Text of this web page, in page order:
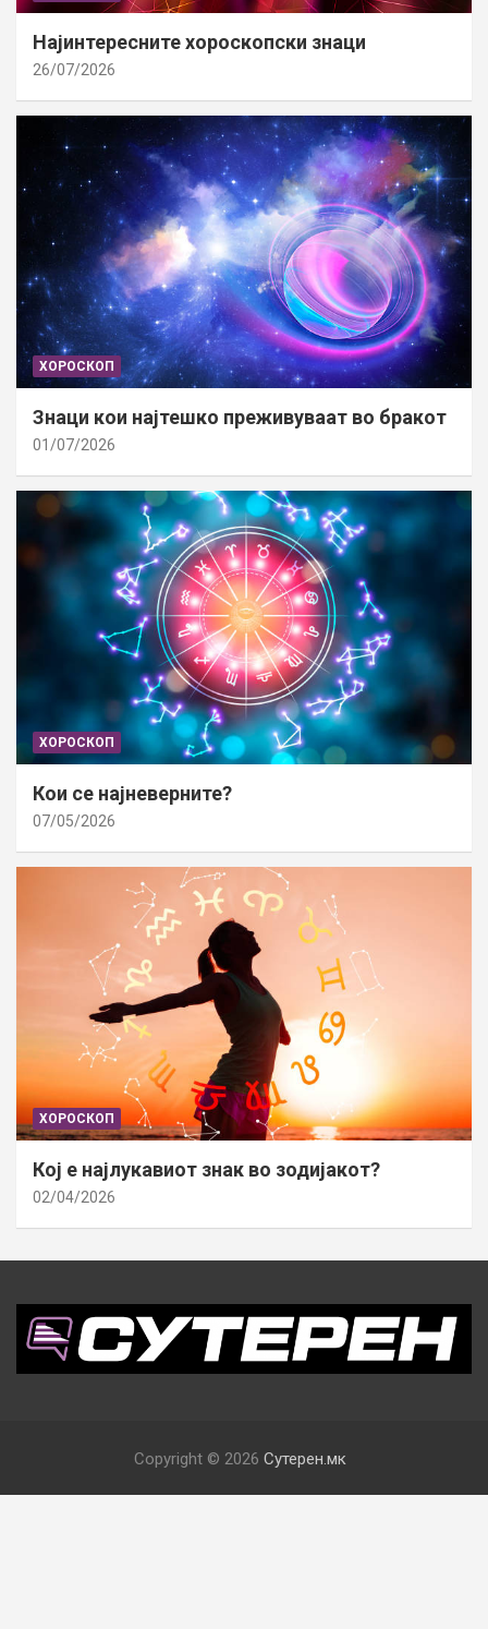
Најинтересните хороскопски знаци
26/07/2026
ХОРОСКОП
Знаци кои најтешко преживуваат во бракот
01/07/2026
ХОРОСКОП
Кои се најневерните?
07/05/2026
ХОРОСКОП
Кој е најлукавиот знак во зодијакот?
02/04/2026
Copyright © 2026 Сутерен.мк